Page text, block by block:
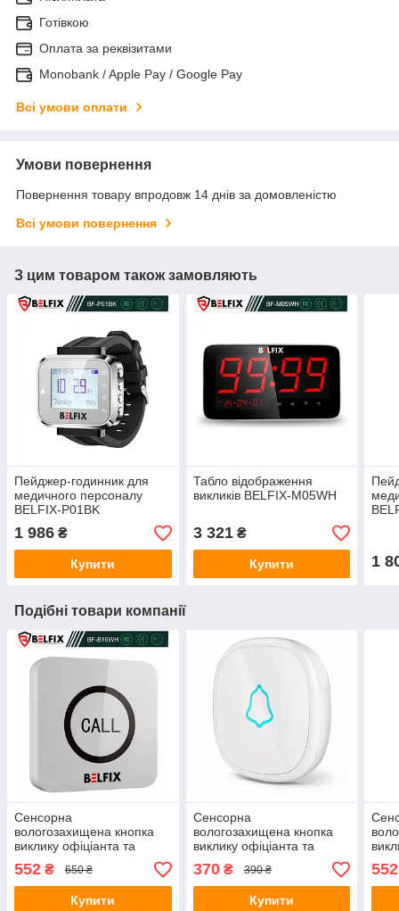
Готівкою
Оплата за реквізитами
Monobank / Apple Pay / Google Pay
Всі умови оплати
Умови повернення
Повернення товару впродовж 14 днів за домовленістю
Всі умови повернення
З цим товаром також замовляють
Пейджер-годинник для
медичного персоналу
BELFIX-P01BK
1 986 ₴
Купити
Табло відображення
викликів BELFIX-M05WH
3 321₴
Купити 1
Подібні товари компанії
Сенсорна
вологозахищена кнопка
виклику офіціанта та
персоналу BELFIX-B16WH
552 ₴ 650 ₴
Купити
Сенсорна
вологозахищена кнопка
виклику офіціанта та
персоналу BELFIX-B34WH
370₴ 390 ₴
Купити
552